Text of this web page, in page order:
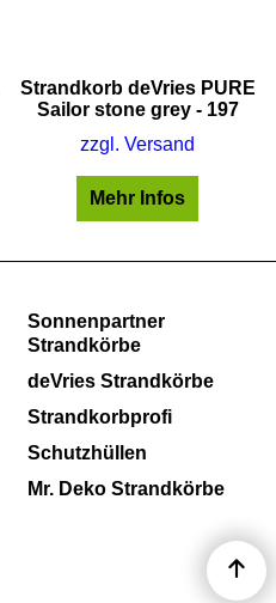
Strandkorb deVries PURE
Sailor stone grey - 197
zzgl. Versand
Mehr Infos
Sonnenpartner
Strandkörbe
deVries Strandkörbe
Strandkorbprofi
Schutzhüllen
Mr. Deko Strandkörbe